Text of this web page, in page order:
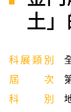
土
科展類別
屆次
科別